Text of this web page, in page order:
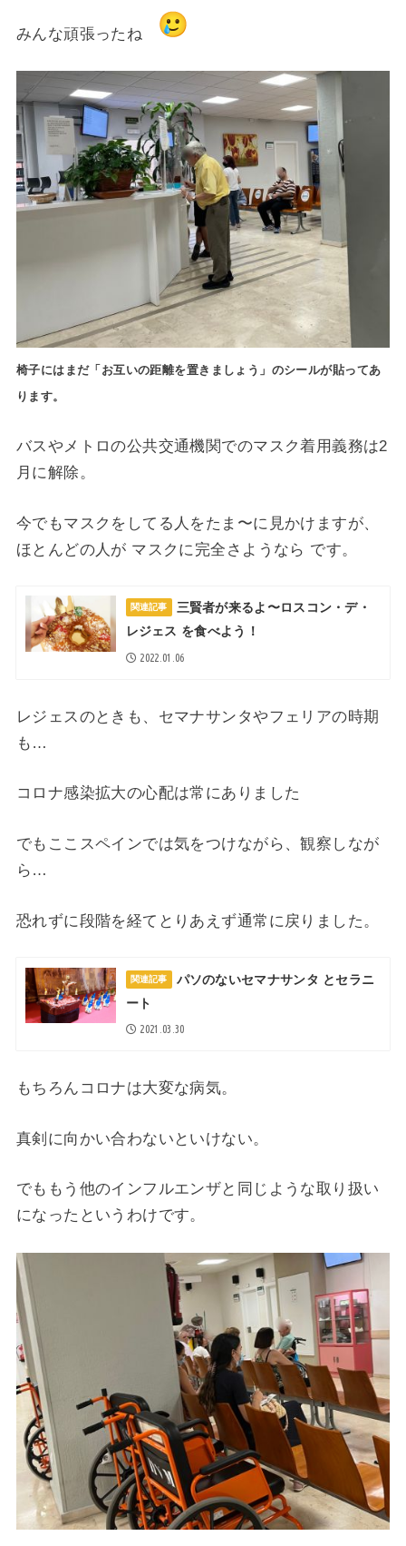
みんな頑張ったね
椅子にはまだ「お互いの距離を置きましょう」のシールが貼ってあ
ります。
バスやメトロの公共交通機関でのマスク着用義務は2
月に解除。
今でもマスクをしてる人をたま〜に見かけますが、
ほとんどの人が マスクに完全さようなら です。
関連記事
三賢者が来るよ〜ロスコン・デ・
レジェス を食べよう！
2022.01.06
レジェスのときも、セマナサンタやフェリアの時期
も…
コロナ感染拡大の心配は常にありました
でもここスペインでは気をつけながら、観察しなが
ら…
恐れずに段階を経てとりあえず通常に戻りました。
関連記事
パソのないセマナサンタ とセラニ
ート
2021.03.30
もちろんコロナは大変な病気。
真剣に向かい合わないといけない。
でももう他のインフルエンザと同じような取り扱い
になったという わけです。